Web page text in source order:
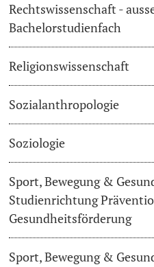
Rechtswissenschaft -
Bachelorstudienfach
Religionswissenschaft
Sozialanthropologie
Soziologie
Sport, Bewegung &
Studienrichtung
Gesundheitsförderung
Sport, Bewegung &